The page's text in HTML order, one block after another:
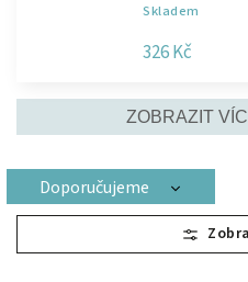
Skladem
326 Kč
ZOBRAZIT
Doporučujeme
Nejlevnější
Nejdražší